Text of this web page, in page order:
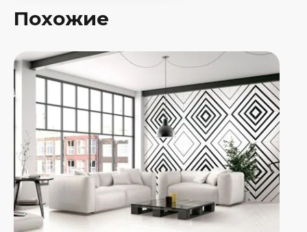
Похожие